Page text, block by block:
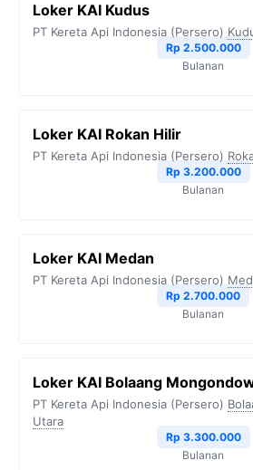
Loker KAI Kudus
PT Kereta Api Indonesia (Persero)
Rp 2.500.000
Bulanan
Loker KAI Rokan Hilir
PT Kereta Api Indonesia (Persero)
Rp 3.200.000
Bulanan
Loker KAI Medan
PT Kereta Api Indonesia (Persero)
Rp 2.700.000
Bulanan
Loker KAI Bolaang
PT Kereta Api Indonesia (Persero)
Utara
Rp 3.300.000
Bulanan